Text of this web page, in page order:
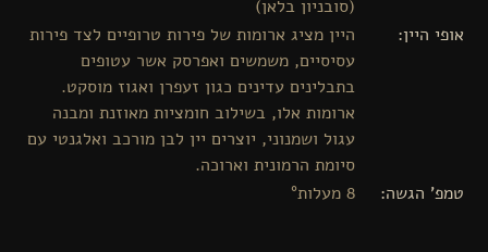
(סובניון בלאן)
אופי היין
היין מציג ארומות של פירות טרופיים לצד פירות
עסיסיים, משמשים ואפרסק אשר עטופים
בתבלינים עדינים כגון זעפרן ואגוז מוסקט.
ארומות אלו, בשילוב חומציות מאוזנת ומבנה
עגול ושמנוני, יוצרים יין לבן מורכב ואלגנטי עם
סיומת הרמונית וארוכה.
טמפ' הגשה
8 מעלות°